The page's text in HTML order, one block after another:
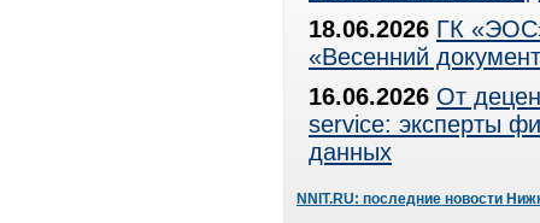
18.06.2026 ГК
«Весенний
16.06.2026 От
service: эксперты
данных
NNIT.RU: последние новости